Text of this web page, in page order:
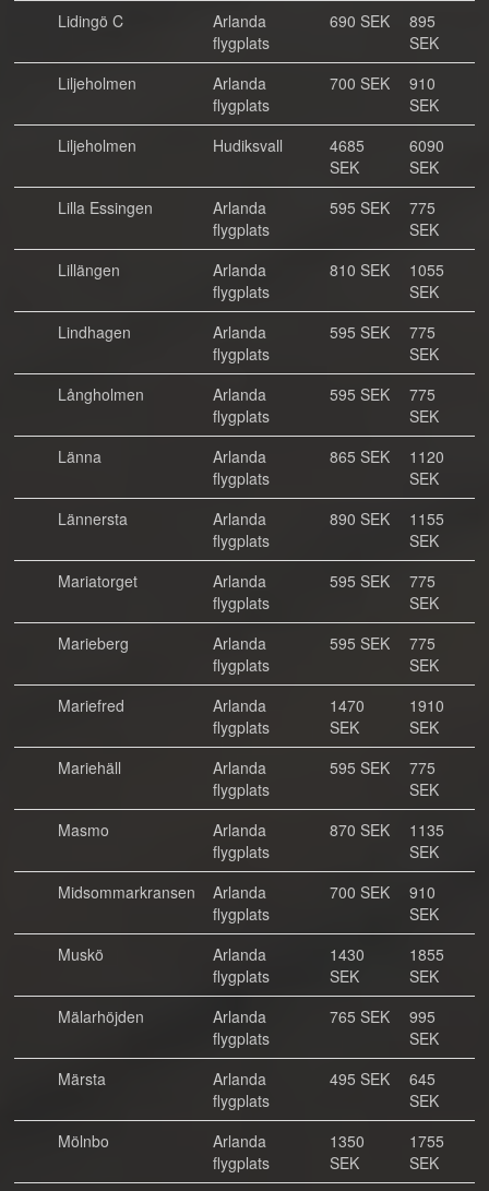
Lidingö C
Arlanda
flygplats
690 SEK
895
SEK
Liljeholmen
Arlanda
flygplats
700 SEK
910
SEK
Liljeholmen
Hudiksvall
4685
SEK
6090
SEK
Lilla Essingen
Arlanda
flygplats
595 SEK
775
SEK
Lillängen
Arlanda
flygplats
810 SEK
1055
SEK
Lindhagen
Arlanda
flygplats
595 SEK
775
SEK
Långholmen
Arlanda
flygplats
595 SEK
775
SEK
Länna
Arlanda
flygplats
865 SEK
1120
SEK
Lännersta
Arlanda
flygplats
890 SEK
1155
SEK
Mariatorget
Arlanda
flygplats
595 SEK
775
SEK
Marieberg
Arlanda
flygplats
595 SEK
775
SEK
Mariefred
Arlanda
flygplats
1470
SEK
1910
SEK
Mariehäll
Arlanda
flygplats
595 SEK
775
SEK
Masmo
Arlanda
flygplats
870 SEK
1135
SEK
Midsommarkransen
Arlanda
flygplats
700 SEK
910
SEK
Muskö
Arlanda
flygplats
1430
SEK
1855
SEK
Mälarhöjden
Arlanda
flygplats
765 SEK
995
SEK
Märsta
Arlanda
flygplats
495 SEK
645
SEK
Mölnbo
Arlanda
flygplats
1350
SEK
1755
SEK